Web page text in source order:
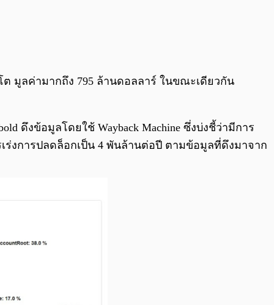
ต มูลค่ามากถึง 795 ล้านดอลลาร์ ในขณะเดียวกัน
ดึงข้อมูลโดยใช้ Wayback Machine ซึ่งบ่งชี้ว่ามีการ
ร่งการปลดล็อกเป็น 4 พันล้านต่อปี ตามข้อมูลที่ดึงมาจาก